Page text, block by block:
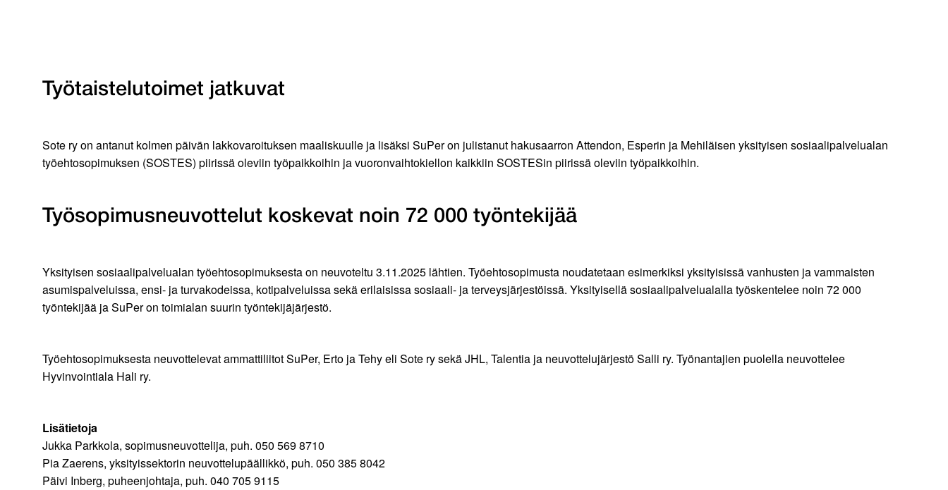
Työtaistelutoimet jatkuvat
Sote ry on antanut kolmen päivän lakkovaroituksen maaliskuulle ja lisäksi SuPer on julistanut hakusaarron Attendon, Esperin ja Mehiläisen yksityisen sosiaalipalvelualan
työehtosopimuksen (SOSTES) piirissä oleviin työpaikkoihin ja vuoronvaihtokiellon kaikkiin SOSTESin piirissä oleviin työpaikkoihin.
Työsopimusneuvottelut koskevat noin 72 000 työntekijää
Yksityisen sosiaalipalvelualan työehtosopimuksesta on neuvoteltu 3.11.2025 lähtien. Työehtosopimusta noudatetaan esimerkiksi yksityisissä vanhusten ja vammaisten
asumispalveluissa, ensi- ja turvakodeissa, kotipalveluissa sekä erilaisissa sosiaali- ja terveysjärjestöissä. Yksityisellä sosiaalipalvelualalla työskentelee noin 72 000
työntekijää ja SuPer on toimialan suurin työntekijäjärjestö.
Työehtosopimuksesta neuvottelevat ammattiliitot SuPer, Erto ja Tehy eli Sote ry sekä JHL, Talentia ja neuvottelujärjestö Salli ry. Työnantajien puolella neuvottelee
Hyvinvointiala Hali ry.
Lisätietoja
Jukka Parkkola, sopimusneuvottelija, puh. 050 569 8710
Pia Zaerens, yksityissektorin neuvottelupäällikkö, puh. 050 385 8042
Päivi Inberg, puheenjohtaja, puh. 040 705 9115